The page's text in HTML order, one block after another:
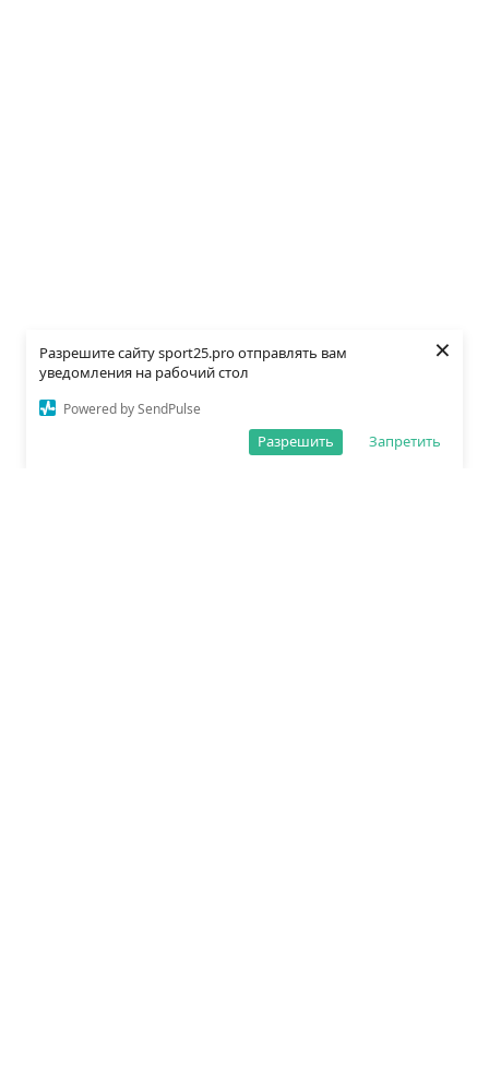
Разрешите сайту sport25.pro отправлять вам
уведомления на рабочий стол
Powered by SendPulse
Запретить
Разрешить
×